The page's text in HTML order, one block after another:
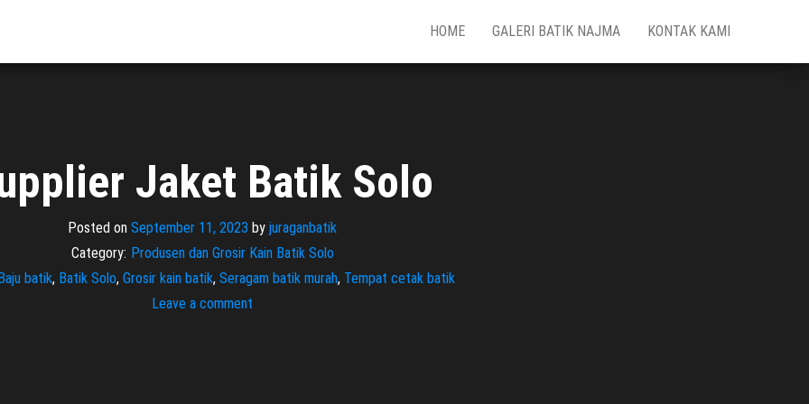
HOME GALERI BATIK NAJMA KONTAK KAMI
Jaket Batik Solo
Posted on September 11, 2023 by juraganbatik
Category: Produsen dan Grosir Kain Batik Solo
batik, Batik Solo, Grosir kain batik, Seragam batik murah, Tempat cetak batik
Leave a comment